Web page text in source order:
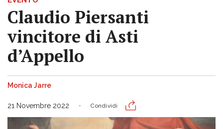
Claudio Piersanti
vincitore di Asti
d’Appello
Monica Jarre
21 Novembre 2022 Condividi